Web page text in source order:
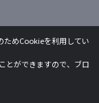
ためCookieを利用してい
とができますので、ブロ